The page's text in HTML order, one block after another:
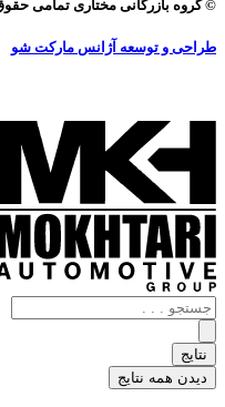
© گروه بازرگانی مختاری تمامی
طراحی و توسعه آژانس مارکت شو
جستجو
.
.
.
نتایج
دیدن همه نتایج